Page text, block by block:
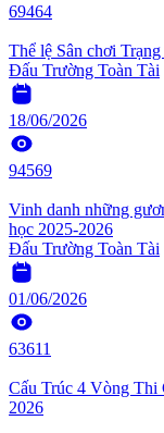
69464
Thể lệ Sân chơi
Đấu Trường Toàn Tài
18/06/2026
94569
Vinh danh những
học 2025-2026
Đấu Trường Toàn Tài
01/06/2026
63611
Cấu Trúc 4 Vòng Thi
2026